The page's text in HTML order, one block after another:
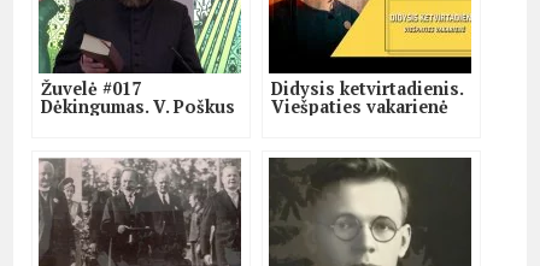
Žuvelė #017
Dėkingumas. V. Poškus
Didysis ketvirtadienis.
Viešpaties vakarienė